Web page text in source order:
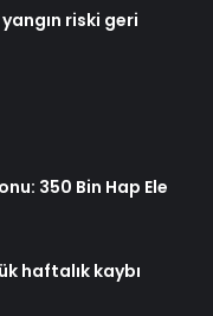
riski geri
350 Bin Hap Ele
haftalık kaybı